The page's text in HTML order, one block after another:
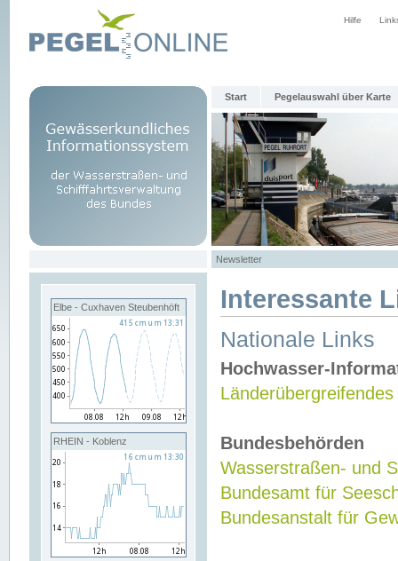
Hilfe
Start Pegelauswahl über Karte
Newsletter
Elbe - Cuxhaven Steubenhöft
RHEIN - Koblenz
Interessante
Nationale Links
Hochwasser-
Bundesbehörden
Wasserstraßen- und
Bundesamt für
Bundesanstalt für